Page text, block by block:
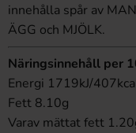
innehålla spår av
ÄGG och MJÖLK.
Näringsinnehåll per
Energi 1719kJ/
Fett 8.10g
Varav mättat fett